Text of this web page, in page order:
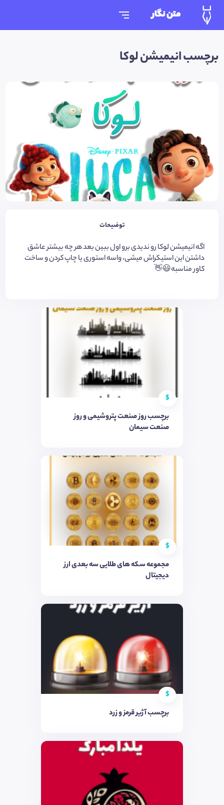
متن نگار
برچسب انیمیشن لوکا
توضیحات
اگه انیمیشن لوکا رو ندیدی برو اول ببین بعد هر چه بیشتر عاشق
داشتن این استیکراش میشی، واسه استوری یا چاپ کردن و ساخت
کاور مناسبه😃👋
$
برچسب روز صنعت پتروشیمی و روز
صنعت سیمان
$
مجموعه سکه های طلایی سه بعدی ارز
دیجیتال
$
برچسب آژیر قرمز و زرد